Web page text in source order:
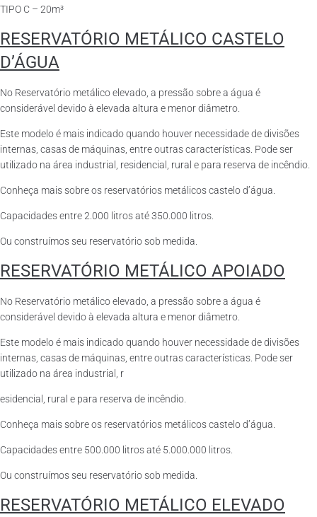
TIPO C – 20m³
RESERVATÓRIO METÁLICO CASTELO
D’ÁGUA
No Reservatório metálico elevado, a pressão sobre a água é
considerável devido à elevada altura e menor diâmetro.
Este modelo é mais indicado quando houver necessidade de divisões
internas, casas de máquinas, entre outras características. Pode ser
utilizado na área industrial, residencial, rural e para reserva de incêndio.
Conheça mais sobre os reservatórios metálicos castelo d’água.
Capacidades entre 2.000 litros até 350.000 litros.
Ou construímos seu reservatório sob medida.
RESERVATÓRIO METÁLICO APOIADO
No Reservatório metálico elevado, a pressão sobre a água é
considerável devido à elevada altura e menor diâmetro.
Este modelo é mais indicado quando houver necessidade de divisões
internas, casas de máquinas, entre outras características. Pode ser
utilizado na área industrial, r
esidencial, rural e para reserva de incêndio.
Conheça mais sobre os reservatórios metálicos castelo d’água.
Capacidades entre 500.000 litros até 5.000.000 litros.
Ou construímos seu reservatório sob medida.
RESERVATÓRIO METÁLICO ELEVADO